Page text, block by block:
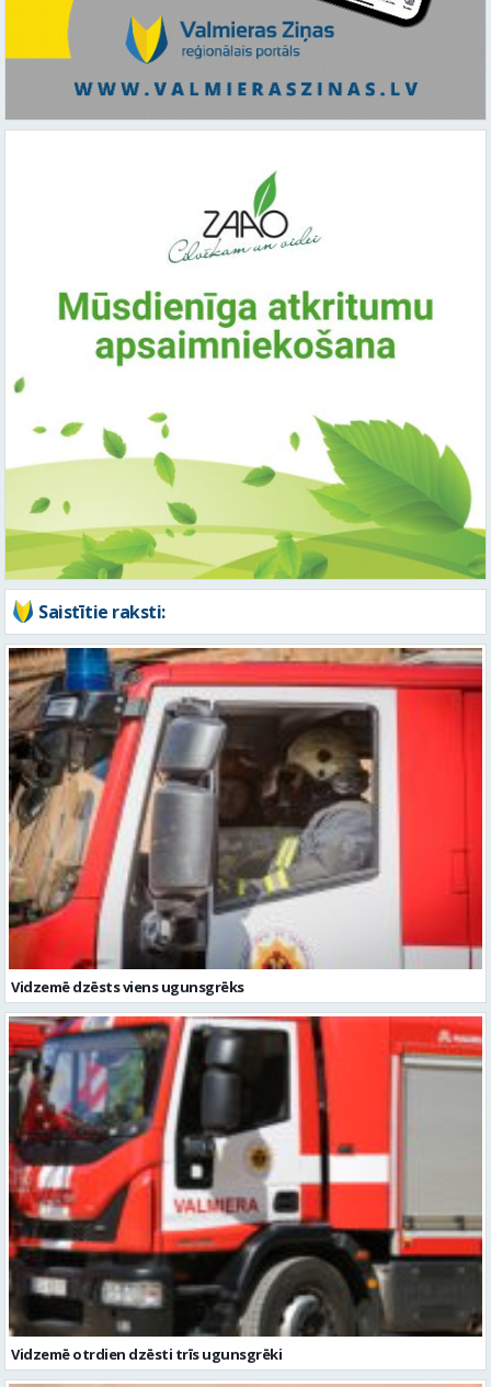
Saistītie raksti:
Vidzemē dzēsts viens ugunsgrēks
Vidzemē otrdien dzēsti trīs ugunsgrēki